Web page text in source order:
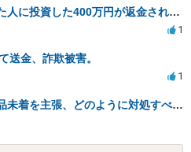
ネット麻雀で知り合った人に投資した400万円が返金されない
1
送金、詐欺被害。
1
ヤフオクで落札者が商品未着を主張、どのように対処すべきか？